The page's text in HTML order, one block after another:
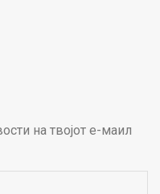
на твојот е-маил